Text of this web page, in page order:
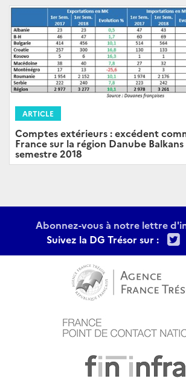
ARTICLE
Comptes extérieurs : excédent
France sur la région Danube
semestre 2018
Abonnez-vous à notre lettre
Suivez la DG Trésor sur :